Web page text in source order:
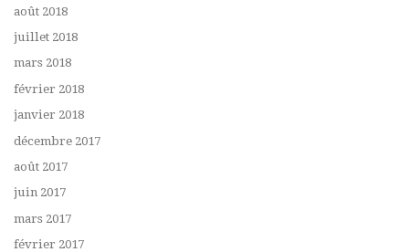
août 2018
juillet 2018
mars 2018
février 2018
janvier 2018
décembre 2017
août 2017
juin 2017
mars 2017
février 2017